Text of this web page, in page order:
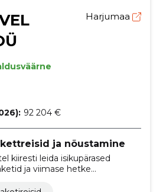
Harjumaa
92 204 €
ja nõustamine
kiiresti leida isikupärased
ja viimase hetke
Pakume personaalset